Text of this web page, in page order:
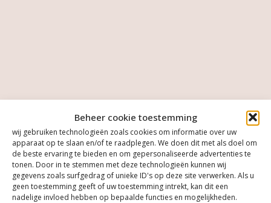
Beheer cookie toestemming
wij gebruiken technologieën zoals cookies om informatie over uw
apparaat op te slaan en/of te raadplegen. We doen dit met als doel om
de beste ervaring te bieden en om gepersonaliseerde advertenties te
tonen. Door in te stemmen met deze technologieën kunnen wij
gegevens zoals surfgedrag of unieke ID's op deze site verwerken. Als u
geen toestemming geeft of uw toestemming intrekt, kan dit een
nadelige invloed hebben op bepaalde functies en mogelijkheden.